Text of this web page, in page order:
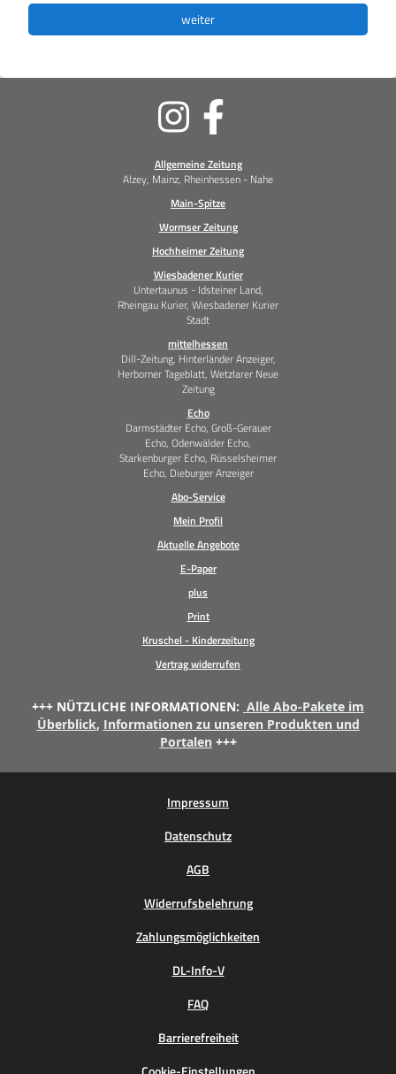
weiter
Allgemeine Zeitung
Alzey, Mainz, Rheinhessen - Nahe
Main-Spitze
Wormser Zeitung
Hochheimer Zeitung
Wiesbadener Kurier
Untertaunus - Idsteiner Land,
Rheingau Kurier, Wiesbadener Kurier
Stadt
mittelhessen
Dill-Zeitung, Hinterländer Anzeiger,
Herborner Tageblatt, Wetzlarer Neue
Zeitung
Echo
Darmstädter Echo, Groß-Gerauer
Echo, Odenwälder Echo,
Starkenburger Echo, Rüsselsheimer
Echo, Dieburger Anzeiger
Abo-Service
Mein Profil
Aktuelle Angebote
E-Paper
plus
Print
Kruschel - Kinderzeitung
Vertrag widerrufen
Soziale
Medien
+++ NÜTZLICHE INFORMATIONEN: Alle Abo-Pakete im
Überblick, Informationen zu unseren Produkten und
Portalen +++
Impressum
Datenschutz
AGB
Widerrufsbelehrung
Zahlungsmöglichkeiten
DL-Info-V
FAQ
Barrierefreiheit